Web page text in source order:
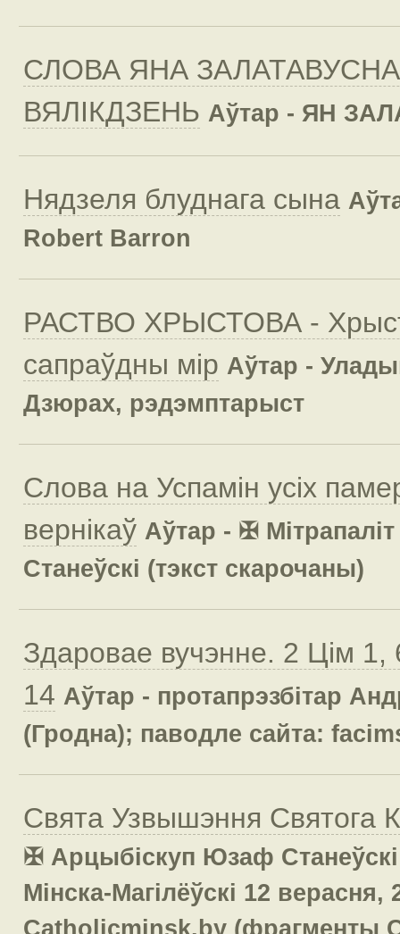
СЛОВА ЯНА
ВЯЛІКДЗЕНЬ Аўтар - ЯН
Нядзеля блуднага сына
Robert Barron
РАСТВО ХРЫСТОВА -
сапраўдны мір Аўтар -
Дзюрах, рэдэмптарыст
Cлова на Успамін усіх
вернікаў Аўтар - ✠
Станеўскі (тэкст скарочаны)
Здаровае вучэнне. 2 Цім 1,
14 Аўтар - протапрэзбітар
(Гродна); паводле сайта:
Свята Узвышэння Святога
✠ Арцыбіскуп Юзаф Станеўскі
Мінска-Магілёўскі 12 верасня,
Catholicminsk.by (фрагменты